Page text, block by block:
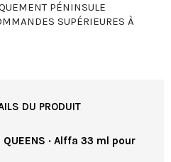
PÉNINSULE
SUPÉRIEURES À
DU PRODUIT
QUEENS · Alffa 33 ml pour